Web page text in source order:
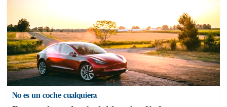
No es un coche cualquiera